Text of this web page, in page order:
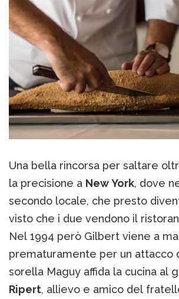
Una bella rincorsa per saltare
la precisione a New York, dove
secondo locale, che presto
visto che i due vendono il
Nel 1994 però Gilbert viene a
prematuramente per un attacco
sorella Maguy affida la cucina al
Ripert, allievo e amico del